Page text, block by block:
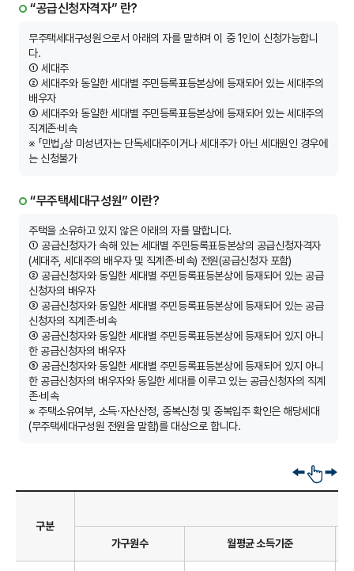
“공급신청자격자” 란?
무주택세대구성원으로서 아래의 자를 말하며 이 중 1인이 신청가능합니
다.
① 세대주
② 세대주와 동일한 세대별 주민등록표등본상에 등재되어 있는 세대주의
배우자
③ 세대주와 동일한 세대별 주민등록표등본상에 등재되어 있는 세대주의
직계존·비속
※ 「민법」상 미성년자는 단독세대주이거나 세대주가 아닌 세대원인 경우에
는 신청불가
“무주택세대구성원” 이란?
주택을 소유하고 있지 않은 아래의 자를 말합니다.
① 공급신청자가 속해 있는 세대별 주민등록표등본상의 공급신청자격자
(세대주, 세대주의 배우자 및 직계존·비속) 전원(공급신청자 포함)
② 공급신청자와 동일한 세대별 주민등록표등본상에 등재되어 있는 공급
신청자의 배우자
③ 공급신청자와 동일한 세대별 주민등록표등본상에 등재되어 있는 공급
신청자의 직계존·비속
④ 공급신청자와 동일한 세대별 주민등록표등본상에 등재되어 있지 아니
한 공급신청자의 배우자
⑤ 공급신청자와 동일한 세대별 주민등록표등본상에 등재되어 있지 아니
한 공급신청자의 배우자와 동일한 세대를 이루고 있는 공급신청자의 직계
존·비속
※ 주택소유여부, 소득·자산산정, 중복신청 및 중복입주 확인은 해당세대
(무주택세대구성원 전원을 말함)를 대상으로 합니다.
크
구분
가구원수
월평균 소득기준